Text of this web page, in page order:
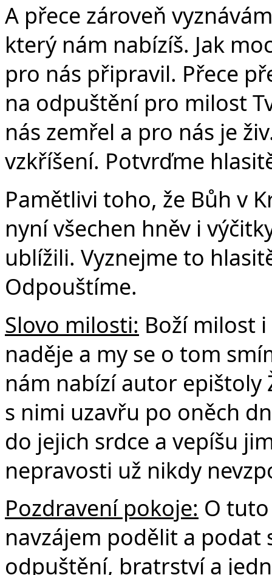
A přece zároveň
který nám nabízíš. Jak
pro nás připravil. Přece
na odpuštění pro milost
nás zemřel a pro nás je
vzkříšení. Potvrďme
Pamětlivi toho, že Bůh v
nyní všechen hněv i
ublížili. Vyznejme to
Odpouštíme.
Slovo milosti: Boží milost
naděje a my se o tom
nám nabízí autor epištoly
s nimi uzavřu po oněch
do jejich srdce a vepíšu
nepravosti už nikdy
Pozdravení pokoje: O
navzájem podělit a podat
odpuštění, bratrství a